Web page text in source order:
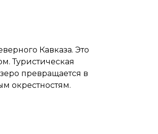
Кавказа. Это
Туристическая
превращается в
окрестностям.